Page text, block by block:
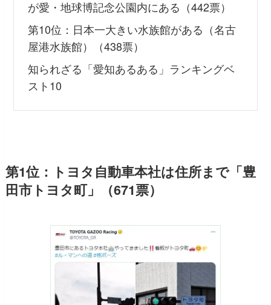
が愛・地球博記念公園内にある（442票）
第10位：日本一大きい水族館がある（名古
屋港水族館）（438票）
知られざる「愛知あるある」ランキングベ
スト10
第1位：トヨタ自動車本社は住所まで「豊
田市トヨタ町」（671票）